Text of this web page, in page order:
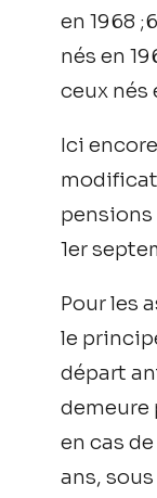
en 1968
nés en
ceux nés
Ici
1er
Pour les
le
départ
demeure
en cas
ans,